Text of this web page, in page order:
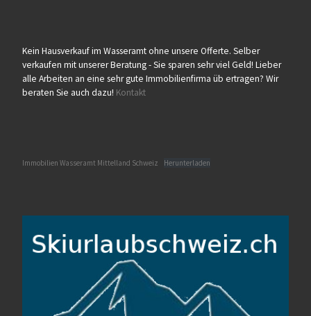
Kein Hausverkauf im Wasseramt ohne unsere Offerte. Selber
verkaufen mit unserer Beratung - Sie sparen sehr viel Geld! Lieber
alle Arbeiten an eine sehr gute Immobilienfirma üb ertragen? Wir
beraten Sie auch dazu! Kontakt
Immobilien Wasseramt Mittelland Schweiz Herunterladen